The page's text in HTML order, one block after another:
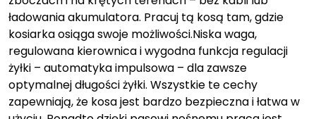
ładowania akumulatora. Pracuj tą kosą tam, gdzie
kosiarka osiąga swoje możliwości.Niska waga,
regulowana kierownica i wygodna funkcja regulacji
żyłki – automatyka impulsowa – dla zawsze
optymalnej długości żyłki. Wszystkie te cechy
zapewniają, że kosa jest bardzo bezpieczna i łatwa w